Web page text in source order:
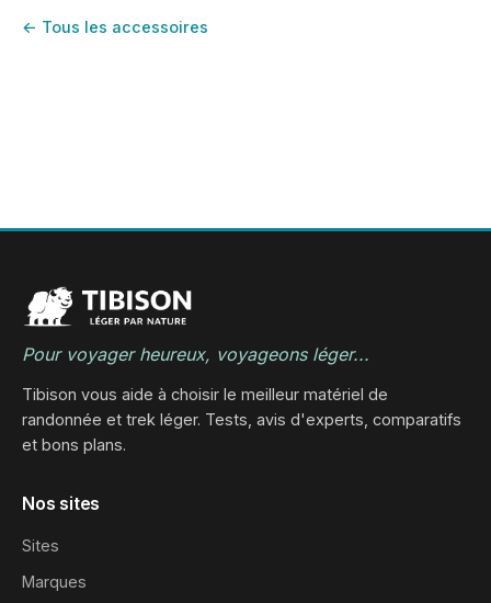
← Tous les accessoires
Pour voyager heureux, voyageons léger...
Tibison vous aide à choisir le meilleur matériel de
randonnée et trek léger. Tests, avis d'experts, comparatifs
et bons plans.
Nos sites
Sites
Marques